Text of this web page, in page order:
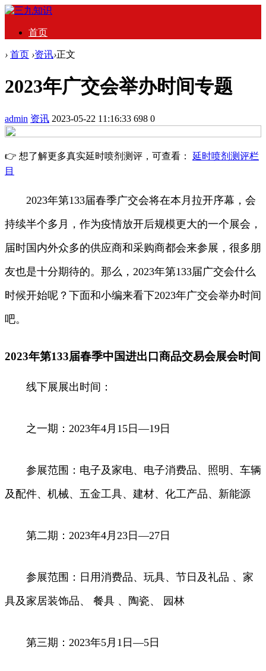
首页
› 首页 ›资讯›正文
2023年广交会举办时间专题
admin 资讯 2023-05-22 11:16:33 698 0
👉 想了解更多真实延时喷剂测评，可查看： 延时喷剂测评栏
目
2023年第133届春季广交会将在本月拉开序幕，会
持续半个多月，作为疫情放开后规模更大的一个展会，
届时国内外众多的供应商和采购商都会来参展，很多朋
友也是十分期待的。那么，2023年第133届广交会什么
时候开始呢？下面和小编来看下2023年广交会举办时间
吧。
2023年第133届春季中国进出口商品交易会展会时间
线下展展出时间：
之一期：2023年4月15日—19日
参展范围：电子及家电、电子消费品、照明、车辆
及配件、机械、五金工具、建材、化工产品、新能源
第二期：2023年4月23日—27日
参展范围：日用消费品、玩具、节日及礼品 、家
具及家居装饰品、 餐具 、陶瓷、 园林
第三期：2023年5月1日—5日